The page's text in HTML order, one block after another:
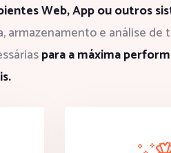
Web, App ou outros
armazenamento e análise de
para a máxima